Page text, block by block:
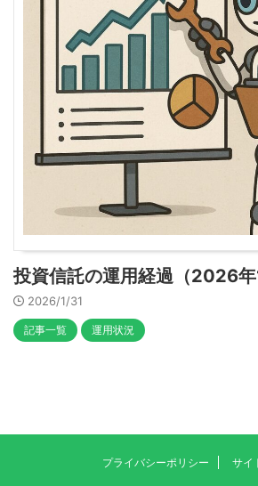
投資信託の運用経過（2026年
2026/1/31
記事一覧 運用状況
プライバシーポリシー サイ